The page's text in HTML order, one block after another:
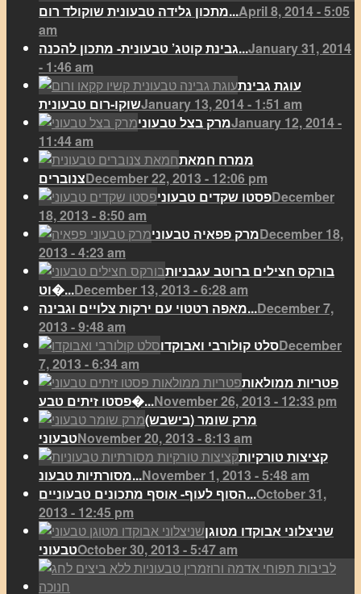
מתכון גלידה טבעונית שוקולד רום...April 8, 2014 - 5:05
am
גבינת קוטג’ טבעונית- מתכון להכנה...January 31, 2014
- 1:46 am
עוגת גבינת
שוקו-רום טבעוניתJanuary 13, 2014 - 1:51 am
מרק בצל טבעוניJanuary 12, 2014 -
11:44 am
ממרח חמאת
צנובריםDecember 22, 2013 - 12:06 pm
פסטו שקדים טבעוניDecember
18, 2013 - 8:50 am
מרק פפאיה טבעוניDecember 18,
2013 - 4:23 am
בורקס חצילים ברוטב עגבניות
וט�...December 13, 2013 - 6:28 am
מאפה רטטוי עם ירקות צלויים וגבינה...December 7,
2013 - 9:48 am
סלט קולורבי ואבוקדוDecember
7, 2013 - 6:34 am
פטריות ממולאות
פסטו זיתים טבע�...November 26, 2013 - 12:33 pm
מרק שומר (בישבש)
טבעוניNovember 20, 2013 - 8:13 am
קציצות טורקיות
מסורתיות טבעונ...November 1, 2013 - 5:48 am
הסוף לעוף- אוסף מתכונים טבעוניים...October 31,
2013 - 12:45 pm
שניצלוני אבוקדו מטוגן
טבעוניOctober 30, 2013 - 5:47 am